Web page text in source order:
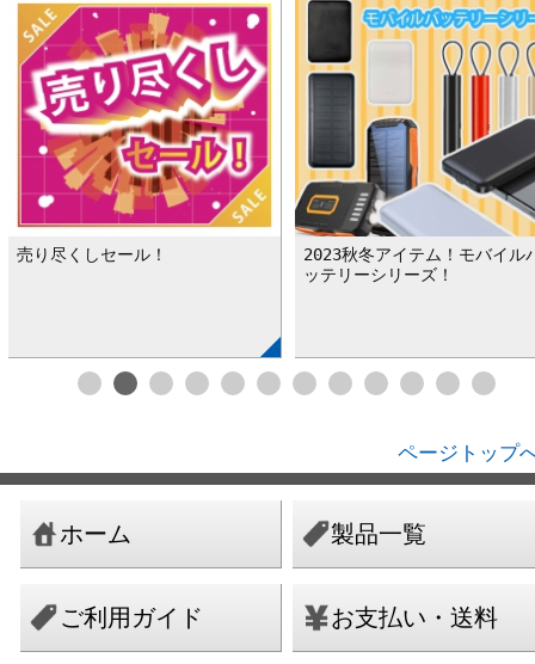
売り尽くしセール！
2023秋冬アイテム！モバイル
ッテリーシリーズ！
ページトップ
ホーム 製品一覧
ご利用ガイド お支払い・送料